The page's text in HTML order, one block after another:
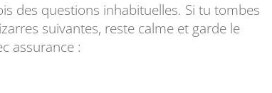
des questions inhabituelles. Si tu tombes
suivantes, reste calme et garde le
assurance :